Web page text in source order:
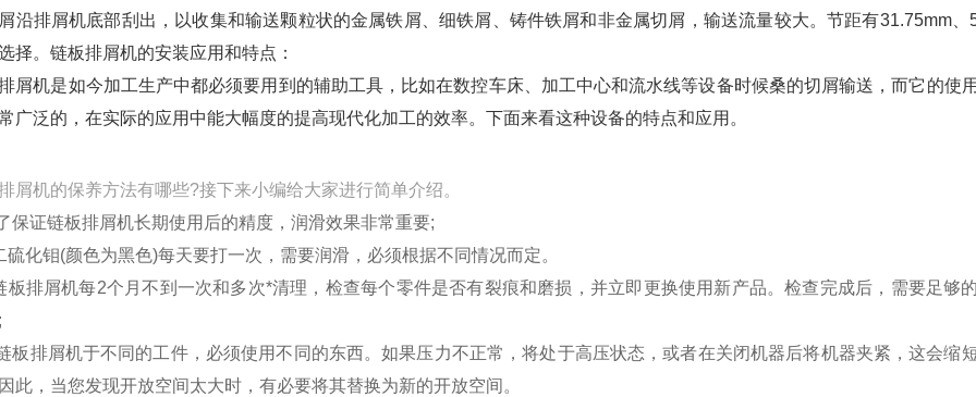
沿排屑机底部刮出，以收集和输送颗粒状的金属铁屑、细铁屑、铸件铁屑和非金属切屑，输送流量较大。节距有31.75mm、
择。链板排屑机的安装应用和特点：
屑机是如今加工生产中都必须要用到的辅助工具，比如在数控车床、加工中心和流水线等设备时候桑的切屑输送，而它的使
广泛的，在实际的应用中能大幅度的提高现代化加工的效率。下面来看这种设备的特点和应用。
屑机的保养方法有哪些?接下来小编给大家进行简单介绍。
保证链板排屑机长期使用后的精度，润滑效果非常重要;
硫化钼(颜色为黑色)每天要打一次，需要润滑，必须根据不同情况而定。
板排屑机每2个月不到一次和多次*清理，检查每个零件是否有裂痕和磨损，并立即更换使用新产品。检查完成后，需要足够
板排屑机于不同的工件，必须使用不同的东西。如果压力不正常，将处于高压状态，或者在关闭机器后将机器夹紧，这会缩
此，当您发现开放空间太大时，有必要将其替换为新的开放空间。